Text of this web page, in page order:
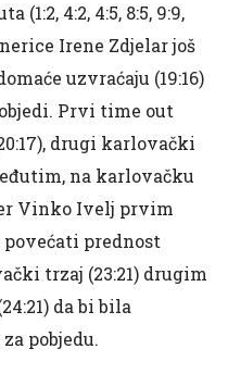
4:2, 4:5, 8:5, 9:9,
Irene Zdjelar još
uzvraćaju (19:16)
Prvi time out
drugi karlovački
na karlovačku
Vinko Ivelj prvim
prednost
trzaj (23:21) drugim
da bi bila
pobjedu.